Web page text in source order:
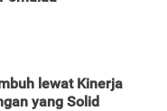
lewat Kinerja
yang Solid